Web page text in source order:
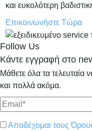
και ευκολότερη
Επικοινωνήστε Τώρα
Follow Us
Κάντε εγγραφή στο
Μάθετε όλα τα τελευταία
και πολλά ακόμα.
Αποδέχομαι τους